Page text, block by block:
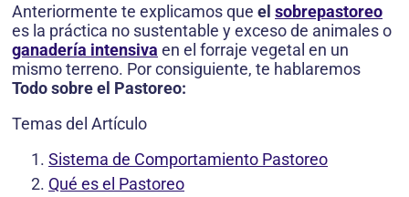
Anteriormente te explicamos que el sobrepastoreo
es la práctica no sustentable y exceso de animales o
ganadería intensiva en el forraje vegetal en un
mismo terreno. Por consiguiente, te hablaremos
Todo sobre el Pastoreo:
Temas del Artículo
Sistema de Comportamiento Pastoreo
Qué es el Pastoreo